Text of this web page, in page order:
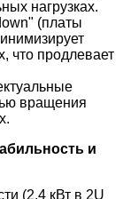
нагрузках.
(платы
что продлевает
вращения
и
(2.4 кВт в 2U